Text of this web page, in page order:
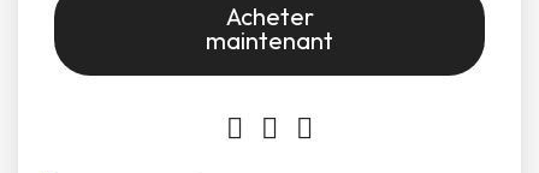
Acheter
maintenant